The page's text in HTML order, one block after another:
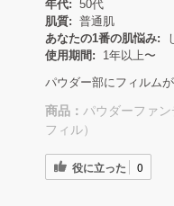
年代: 50代
肌質: 普通肌
あなたの1番の肌悩み:
使用期間:
1年以上〜
パウダー部にフィルム
商品： パウダーファ
フィル）
役に立った 0